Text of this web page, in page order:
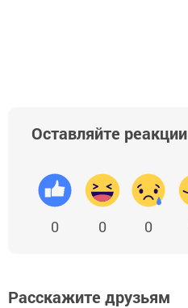
Оставляйте реакции
0 0 0
Расскажите друзьям